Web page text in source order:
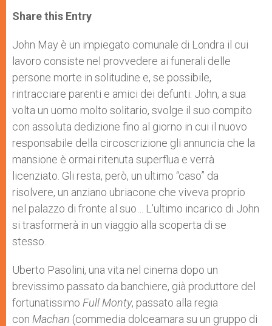
t
s
p
p
s
e
g
e
r
e
b
o
k
r
Share this Entry
John May è un impiegato comunale di Londra il cui
lavoro consiste nel provvedere ai funerali delle
persone morte in solitudine e, se possibile,
rintracciare parenti e amici dei defunti. John, a sua
volta un uomo molto solitario, svolge il suo compito
con assoluta dedizione fino al giorno in cui il nuovo
responsabile della circoscrizione gli annuncia che la
mansione è ormai ritenuta superflua e verrà
licenziato. Gli resta, però, un ultimo “caso” da
risolvere, un anziano ubriacone che viveva proprio
nel palazzo di fronte al suo… L’ultimo incarico di John
si trasformerà in un viaggio alla scoperta di se
stesso.
Uberto Pasolini, una vita nel cinema dopo un
brevissimo passato da banchiere, già produttore del
fortunatissimo Full Monty, passato alla regia
con Machan (commedia dolceamara su un gruppo di